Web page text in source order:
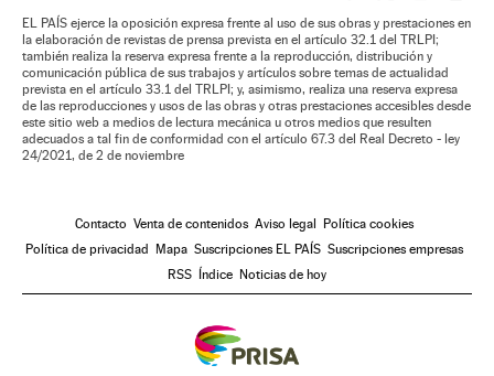
EL PAÍS ejerce la oposición expresa frente al uso de sus obras y prestaciones en
la elaboración de revistas de prensa prevista en el artículo 32.1 del TRLPI;
también realiza la reserva expresa frente a la reproducción, distribución y
comunicación pública de sus trabajos y artículos sobre temas de actualidad
prevista en el artículo 33.1 del TRLPI; y, asimismo, realiza una reserva expresa
de las reproducciones y usos de las obras y otras prestaciones accesibles desde
este sitio web a medios de lectura mecánica u otros medios que resulten
adecuados a tal fin de conformidad con el artículo 67.3 del Real Decreto - ley
24/2021, de 2 de noviembre
Contacto Venta de contenidos Aviso legal
Política cookies
Política de privacidad
Mapa Suscripciones EL PAÍS Suscripciones empresas
RSS
Índice Noticias de hoy